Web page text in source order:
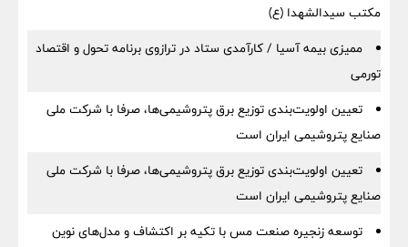
مکتب سیدالشهدا (ع)
ممیزی بیمه آسیا / کارآمدی ستاد در ترازوی برنامه تحول و اقتصاد
تورمی
تعیین اولویت‌بندی توزیع برق پتروشیمی‌ها، صرفا با شرکت ملی
صنایع پتروشیمی ایران است
تعیین اولویت‌بندی توزیع برق پتروشیمی‌ها، صرفا با شرکت ملی
صنایع پتروشیمی ایران است
توسعه زنجیره صنعت مس با تکیه بر اکتشاف و مدل‌های نوین